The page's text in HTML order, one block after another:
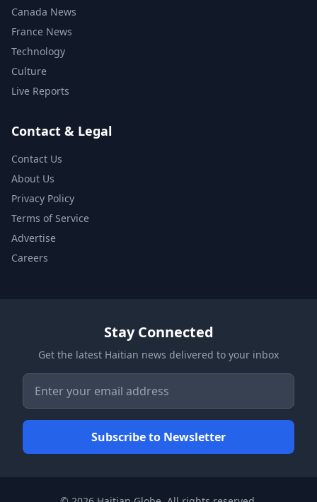
Canada News
France News
Technology
Culture
Live Reports
Contact & Legal
Contact Us
About Us
Privacy Policy
Terms of Service
Advertise
Careers
Stay Connected
Get the latest Haitian news delivered to your inbox